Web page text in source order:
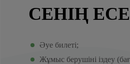
СЕНІҢ
Әуе билеті;
Жұмыс берушіні іздеу